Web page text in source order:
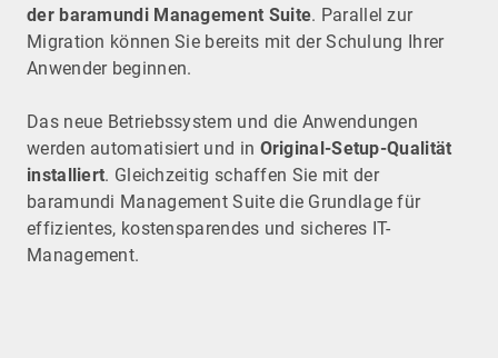
der baramundi Management Suite. Parallel zur
Migration können Sie bereits mit der Schulung Ihrer
Anwender beginnen.
Das neue Betriebssystem und die Anwendungen
werden automatisiert und in Original-Setup-Qualität
installiert. Gleichzeitig schaffen Sie mit der
baramundi Management Suite die Grundlage für
effizientes, kostensparendes und sicheres IT-
Management.